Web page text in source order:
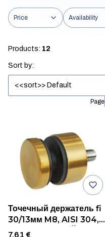
Price Availability
Products: 12
List of products
Sort by:
<<sort>> Default
Page
Точечный держатель fi
30/13мм M8, AISI 304,
ШЛИФ ЗОЛОТОЙ
Price
7,61 €